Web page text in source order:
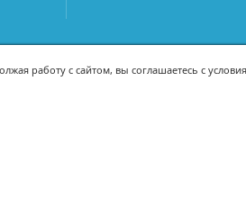
работу с сайтом, вы соглашаетесь с